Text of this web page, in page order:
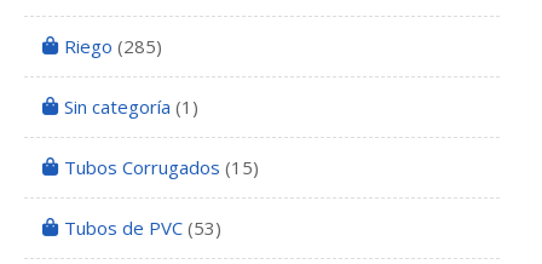
Riego (285)
Sin categoría (1)
Tubos Corrugados (15)
Tubos de PVC (53)